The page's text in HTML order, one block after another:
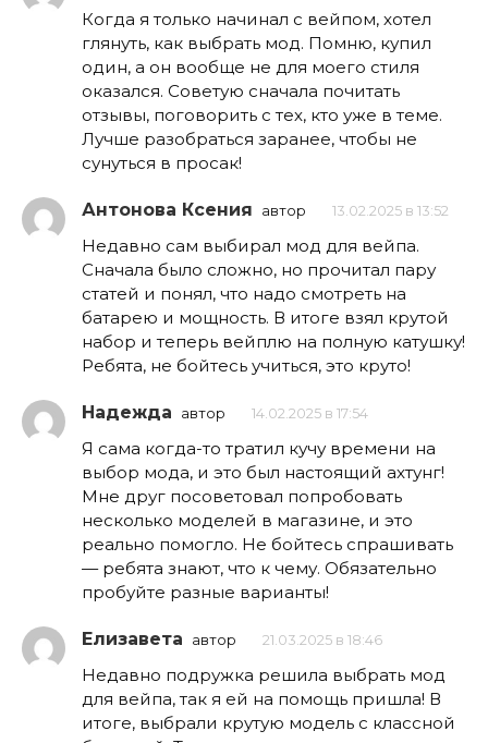
Когда я только начинал с вейпом, хотел
глянуть, как выбрать мод. Помню, купил
один, а он вообще не для моего стиля
оказался. Советую сначала почитать
отзывы, поговорить с тех, кто уже в теме.
Лучше разобраться заранее, чтобы не
сунуться в просак!
Антонова Ксения автор 13.02.2025 в 13:52
Недавно сам выбирал мод для вейпа.
Сначала было сложно, но прочитал пару
статей и понял, что надо смотреть на
батарею и мощность. В итоге взял крутой
набор и теперь вейплю на полную катушку!
Ребята, не бойтесь учиться, это круто!
Надежда автор 14.02.2025 в 17:54
Я сама когда-то тратил кучу времени на
выбор мода, и это был настоящий ахтунг!
Мне друг посоветовал попробовать
несколько моделей в магазине, и это
реально помогло. Не бойтесь спрашивать
— ребята знают, что к чему. Обязательно
пробуйте разные варианты!
Елизавета автор 21.03.2025 в 18:46
Недавно подружка решила выбрать мод
для вейпа, так я ей на помощь пришла! В
итоге, выбрали крутую модель с классной